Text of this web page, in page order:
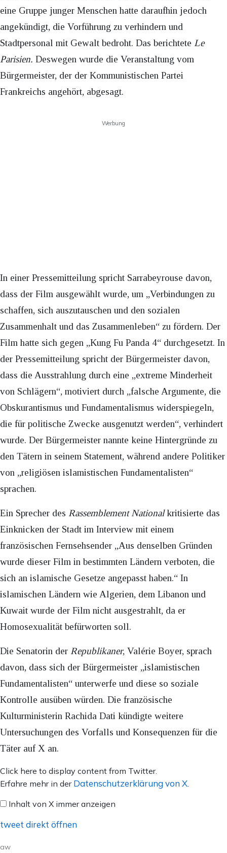
eine Gruppe junger Menschen hatte daraufhin jedoch
angekündigt, die Vorführung zu verhindern und
Stadtpersonal mit Gewalt bedroht. Das berichtete Le
Parisien. Deswegen wurde die Veranstaltung vom
Bürgermeister, der der Kommunistischen Partei
Frankreichs angehört, abgesagt.
Werbung
In einer Pressemitteilung spricht Sarrabeyrouse davon,
dass der Film ausgewählt wurde, um „Verbindungen zu
schaffen, sich auszutauschen und den sozialen
Zusammenhalt und das Zusammenleben“ zu fördern. Der
Film hatte sich gegen „Kung Fu Panda 4“ durchgesetzt. In
der Pressemitteilung spricht der Bürgermeister davon,
dass die Ausstrahlung durch eine „extreme Minderheit
von Schlägern“, motiviert durch „falsche Argumente, die
Obskurantismus und Fundamentalismus widerspiegeln,
die für politische Zwecke ausgenutzt werden“, verhindert
wurde. Der Bürgermeister nannte keine Hintergründe zu
den Tätern in seinem Statement, während andere Politiker
von „religiösen islamistischen Fundamentalisten“
sprachen.
Ein Sprecher des Rassemblement Nationalkritisierte das
Einknicken der Stadt im Interview mit einem
französischen Fernsehsender „Aus denselben Gründen
wurde dieser Film in bestimmten Ländern verboten, die
sich an islamische Gesetze angepasst haben.“ In
islamischen Ländern wie Algerien, dem Libanon und
Kuwait wurde der Film nicht ausgestrahlt, da er
Homosexualität befürworten soll.
Die Senatorin der Republikaner, Valérie Boyer, sprach
davon, dass sich der Bürgermeister „islamistischen
Fundamentalisten“ unterwerfe und diese so soziale
Kontrolle ausüben würden. Die französische
Kulturministerin Rachida Dati kündigte weitere
Untersuchungen des Vorfalls und Konsequenzen für die
Täter auf X an.
Inhalt
von
anzeigen
Click here to display content from Twitter.
Erfahre mehr in der Datenschutzerklärung von X
Inhalt von X immer anzeigen
tweet direkt öffnen
aw